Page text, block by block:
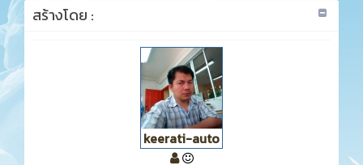
สร้างโดย :
keerati-auto